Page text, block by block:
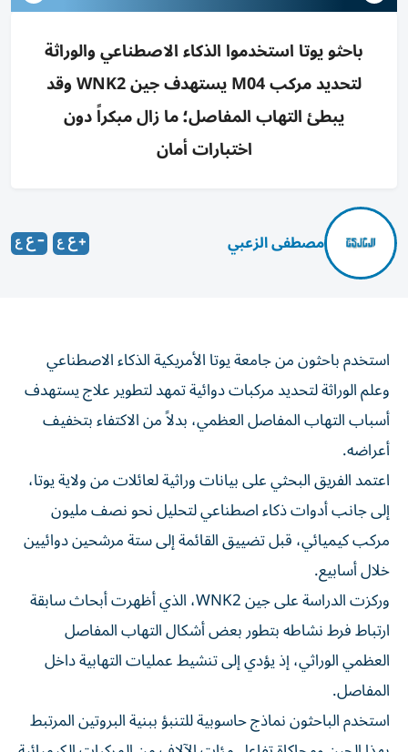
باحثو يوتا استخدموا الذكاء الاصطناعي والوراثة
لتحديد مركب M04 يستهدف جين WNK2 وقد
يبطئ التهاب المفاصل؛ ما زال مبكراً دون
اختبارات أمان
مصطفى الزعبي
استخدم باحثون من جامعة يوتا الأمريكية الذكاء الاصطناعي
وعلم الوراثة لتحديد مركبات دوائية تمهد لتطوير علاج يستهدف
أسباب التهاب المفاصل العظمي، بدلاً من الاكتفاء بتخفيف
أعراضه.
اعتمد الفريق البحثي على بيانات وراثية لعائلات من ولاية يوتا،
إلى جانب أدوات ذكاء اصطناعي لتحليل نحو نصف مليون
مركب كيميائي، قبل تضييق القائمة إلى ستة مرشحين دوائيين
خلال أسابيع.
وركزت الدراسة على جين WNK2، الذي أظهرت أبحاث سابقة
ارتباط فرط نشاطه بتطور بعض أشكال التهاب المفاصل
العظمي الوراثي، إذ يؤدي إلى تنشيط عمليات التهابية داخل
المفاصل.
استخدم الباحثون نماذج حاسوبية للتنبؤ ببنية البروتين المرتبط